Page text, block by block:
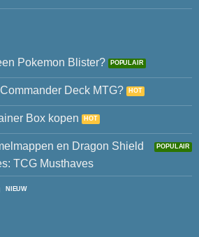
Pokemon Blister?
Deck MTG?
Box kopen
en Dragon Shield
TCG Musthaves